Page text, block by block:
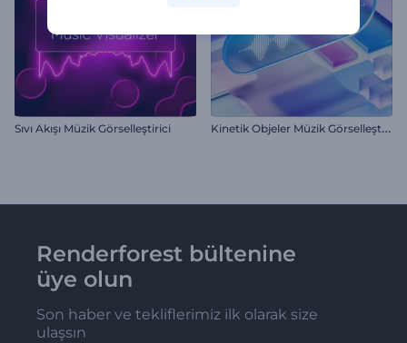
Sıvı Akışı Müzik Görselleştirici K
inetik Objeler Müzik Görselleştirici
Renderforest bültenine
üye olun
Son haber ve tekliflerimiz ilk olarak size
ulaşsın